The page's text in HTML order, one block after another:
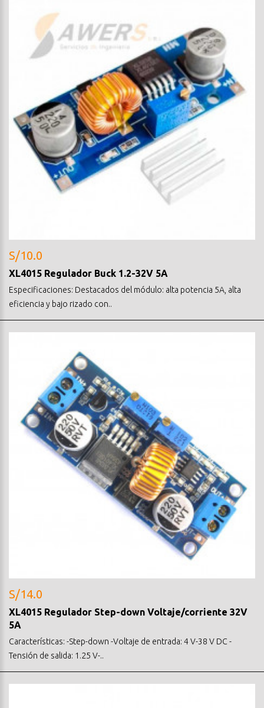
S/10.0
XL4015 Regulador Buck 1.2-32V 5A
Especificaciones: Destacados del módulo: alta potencia 5A, alta
eficiencia y bajo rizado con..
S/14.0
XL4015 Regulador Step-down Voltaje/corriente 32V
5A
Características: -Step-down -Voltaje de entrada: 4 V-38 V DC -
Tensión de salida: 1.25 V-..